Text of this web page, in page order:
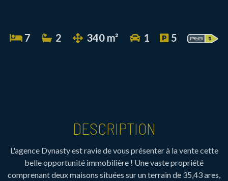
7 2 340 m² 1 5
DESCRIPTION
L'agence Dynasty est ravie de vous présenter à la vente cette
belle opportunité immobilière ! Une vaste propriété
comprenant deux maisons situées sur un terrain de 35,43 ares,